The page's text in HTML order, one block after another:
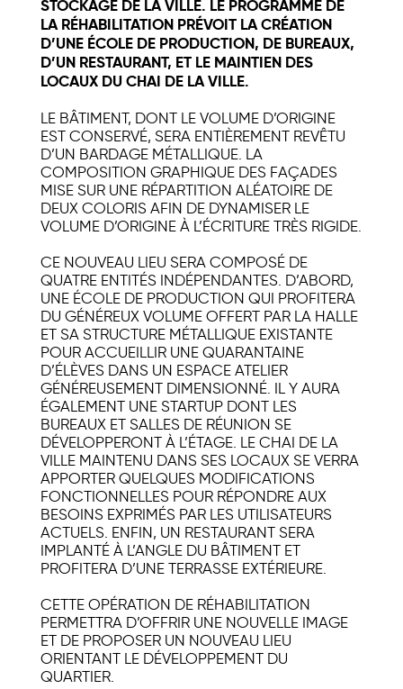
STOCKAGE DE LA VILLE. LE PROGRAMME DE
LA RÉHABILITATION PRÉVOIT LA CRÉATION
D’UNE ÉCOLE DE PRODUCTION, DE BUREAUX,
D’UN RESTAURANT, ET LE MAINTIEN DES
LOCAUX DU CHAI DE LA VILLE.
LE BÂTIMENT, DONT LE VOLUME D’ORIGINE
EST CONSERVÉ, SERA ENTIÈREMENT REVÊTU
D’UN BARDAGE MÉTALLIQUE. LA
COMPOSITION GRAPHIQUE DES FAÇADES
MISE SUR UNE RÉPARTITION ALÉATOIRE DE
DEUX COLORIS AFIN DE DYNAMISER LE
VOLUME D’ORIGINE À L’ÉCRITURE TRÈS RIGIDE.
CE NOUVEAU LIEU SERA COMPOSÉ DE
QUATRE ENTITÉS INDÉPENDANTES. D’ABORD,
UNE ÉCOLE DE PRODUCTION QUI PROFITERA
DU GÉNÉREUX VOLUME OFFERT PAR LA HALLE
ET SA STRUCTURE MÉTALLIQUE EXISTANTE
POUR ACCUEILLIR UNE QUARANTAINE
D’ÉLÈVES DANS UN ESPACE ATELIER
GÉNÉREUSEMENT DIMENSIONNÉ. IL Y AURA
ÉGALEMENT UNE STARTUP DONT LES
BUREAUX ET SALLES DE RÉUNION SE
DÉVELOPPERONT À L’ÉTAGE. LE CHAI DE LA
VILLE MAINTENU DANS SES LOCAUX SE VERRA
APPORTER QUELQUES MODIFICATIONS
FONCTIONNELLES POUR RÉPONDRE AUX
BESOINS EXPRIMÉS PAR LES UTILISATEURS
ACTUELS. ENFIN, UN RESTAURANT SERA
IMPLANTÉ À L’ANGLE DU BÂTIMENT ET
PROFITERA D’UNE TERRASSE EXTÉRIEURE.
CETTE OPÉRATION DE RÉHABILITATION
PERMETTRA D’OFFRIR UNE NOUVELLE IMAGE
ET DE PROPOSER UN NOUVEAU LIEU
ORIENTANT LE DÉVELOPPEMENT DU
QUARTIER.